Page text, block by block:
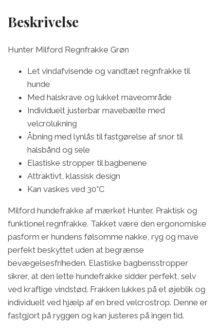
Beskrivelse
Hunter Milford Regnfrakke Grøn
Let vindafvisende og vandtæt regnfrakke til
hunde
Med halskrave og lukket maveområde
Individuelt justerbar mavebælte med
velcrolukning
Åbning med lynlås til fastgørelse af snor til
halsbånd og sele
Elastiske stropper til bagbenene
Attraktivt, klassisk design
Kan vaskes ved 30°C
Milford hundefrakke af mærket Hunter. Praktisk og
funktionel regnfrakke. Takket være den ergonomiske
pasform er hundens følsomme nakke, ryg og mave
perfekt beskyttet uden at begrænse
bevægelsesfriheden. Elastiske bagbensstropper
sikrer, at den lette hundefrakke sidder perfekt, selv
ved kraftige vindstød. Frakken lukkes på et øjeblik og
individuelt ved hjælp af en bred velcrostrop. Denne er
fastgjort på ryggen og kan justeres på ingen tid.